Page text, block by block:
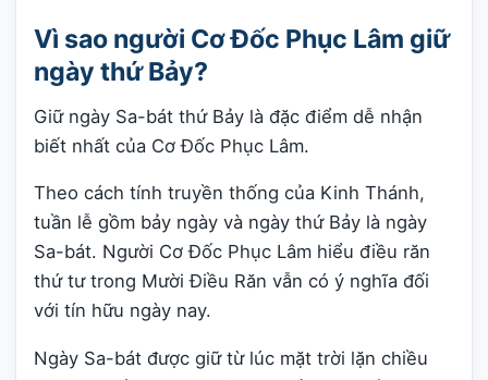
Vì sao người Cơ Đốc Phục Lâm giữ
ngày thứ Bảy?
Giữ ngày Sa-bát thứ Bảy là đặc điểm dễ nhận
biết nhất của Cơ Đốc Phục Lâm.
Theo cách tính truyền thống của Kinh Thánh,
tuần lễ gồm bảy ngày và ngày thứ Bảy là ngày
Sa-bát. Người Cơ Đốc Phục Lâm hiểu điều răn
thứ tư trong Mười Điều Răn vẫn có ý nghĩa đối
với tín hữu ngày nay.
Ngày Sa-bát được giữ từ lúc mặt trời lặn chiều